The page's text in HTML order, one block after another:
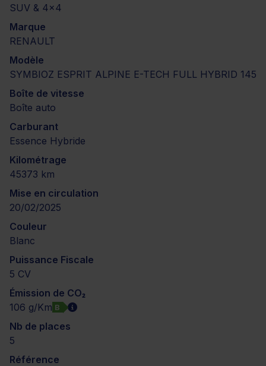
SUV & 4x4
Marque
RENAULT
Modèle
SYMBIOZ ESPRIT ALPINE E-TECH FULL HYBRID 145
Boîte de vitesse
Boîte auto
Carburant
Essence Hybride
Kilométrage
45373 km
Mise en circulation
20/02/2025
Couleur
Blanc
Puissance Fiscale
5 CV
Émission de CO₂
106 g/Km B
Nb de places
5
Référence